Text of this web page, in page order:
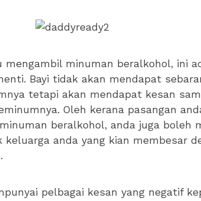
mengambil minuman beralkohol, ini
Bayi tidak akan mendapat
tetapi akan mendapat kesan
Oleh kerana pasangan
beralkohol, anda juga boleh
anda yang kian membesar
pelbagai kesan yang negatif